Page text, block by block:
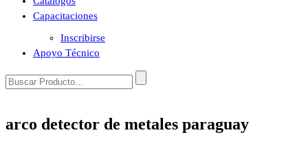
Capacitaciones
Inscribirse
Apoyo Técnico
arco detector de metales paraguay